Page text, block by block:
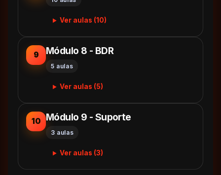
Ver aulas (10)
9 Módulo 8 - BDR
5 aulas
Ver aulas (5)
10 Módulo 9 - Suporte
3 aulas
Ver aulas (3)